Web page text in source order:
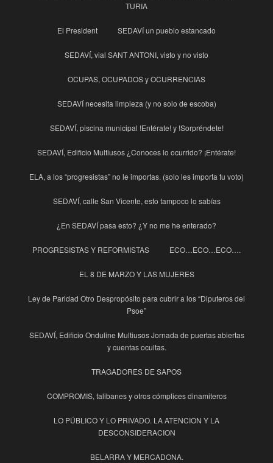
TURIA
El President SEDAVÍ un pueblo estancado
SEDAVÍ, vial SANT ANTONI, visto y no visto
OCUPAS, OCUPADOS y OCURRENCIAS
SEDAVÍ necesita limpieza (y no solo de escoba)
SEDAVÍ, piscina municipal !Entérate! y !Sorpréndete!
SEDAVÍ, Edificio Multiusos ¿Conoces lo ocurrido? ¡Entérate!
ELA, a los “progresistas” no le importas. (solo les importa tu voto)
SEDAVÍ, calle San Vicente, esto tampoco lo sabías
¿En SEDAVÍ pasa esto? ¿Y no me he enterado?
PROGRESISTAS Y REFORMISTAS ECO…ECO…ECO….
EL 8 DE MARZO Y LAS MUJERES
Ley de Paridad Otro Despropósito para cubrir a los “Diputeros del
Psoe”
SEDAVÍ, Edificio Onduline Multiusos Jornada de puertas abiertas
y cuentas ocultas.
TRAGADORES DE SAPOS
COMPROMIS, talibanes y otros cómplices dinamiteros
LO PÚBLICO Y LO PRIVADO. LA ATENCION Y LA
DESCONSIDERACION
BELARRA Y MERCADONA.